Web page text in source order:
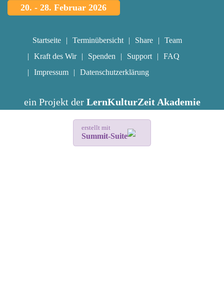
20. - 28. Februar 2026
Startseite Terminübersicht Share
Team
Kraft des Wir
Spenden Support
FAQ
Impressum
Datenschutzerklärung
ein Projekt der LernKulturZeit Akademie
erstellt mit
Summit-Suite